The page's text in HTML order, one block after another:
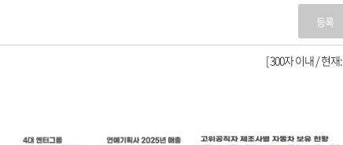
등록
[ 300자 이내 / 현재: